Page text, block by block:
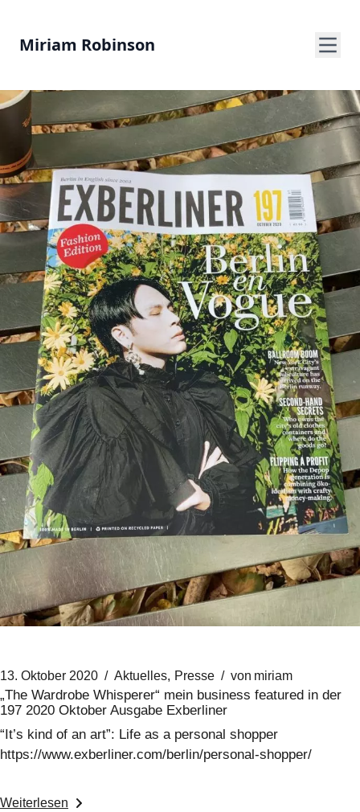
Miriam Robinson
13. Oktober 2020 Aktuelles Presse von miriam
„The Wardrobe Whisperer“ mein business featured in der
197 2020 Oktober Ausgabe Exberliner
“It’s kind of an art”: Life as a personal shopper
https://www.exberliner.com/berlin/personal-shopper/
Weiterlesen